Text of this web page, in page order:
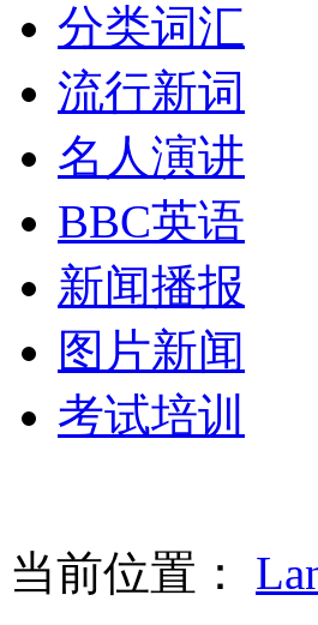
分类词汇
流行新词
名人演讲
BBC英语
新闻播报
图片新闻
考试培训
当前位置：